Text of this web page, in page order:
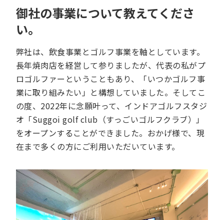
御社の事業について教えてくださ
い。
弊社は、飲食事業とゴルフ事業を軸としています。
長年焼肉店を経営して参りましたが、代表の私がプ
ロゴルファーということもあり、「いつかゴルフ事
業に取り組みたい」と構想していました。そしてこ
の度、2022年に念願叶って、インドアゴルフスタジ
オ「Suggoi golf club（すっごいゴルフクラブ）」
をオープンすることができました。おかげ様で、現
在まで多くの方にご利用いただいています。